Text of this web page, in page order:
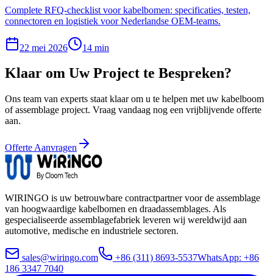
Complete RFQ-checklist voor kabelbomen: specificaties, testen,
connectoren en logistiek voor Nederlandse OEM-teams.
22 mei 2026 14 min
Klaar om Uw Project te Bespreken?
Ons team van experts staat klaar om u te helpen met uw kabelboom
of assemblage project. Vraag vandaag nog een vrijblijvende offerte
aan.
Offerte Aanvragen
WIRINGO is uw betrouwbare contractpartner voor de assemblage
van hoogwaardige kabelbomen en draadassemblages. Als
gespecialiseerde assemblagefabriek leveren wij wereldwijd aan
automotive, medische en industriele sectoren.
sales@wiringo.com +86 (311) 8693-5537WhatsApp: +86
186 3347 7040